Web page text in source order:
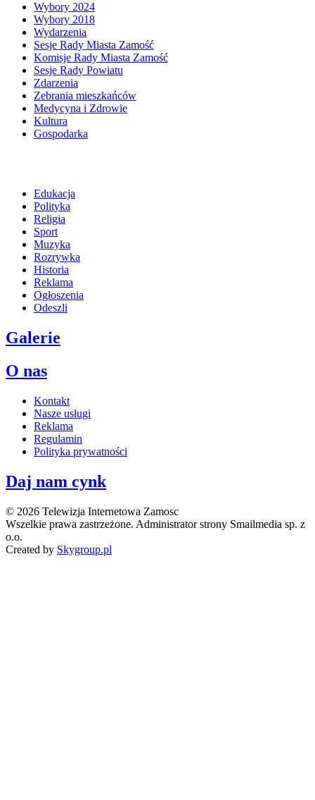
Wybory 2024
Wybory 2018
Wydarzenia
Sesje Rady Miasta Zamość
Komisje Rady Miasta Zamość
Sesje Rady Powiatu
Zdarzenia
Zebrania mieszkańców
Medycyna i Zdrowie
Kultura
Gospodarka
Edukacja
Polityka
Religia
Sport
Muzyka
Rozrywka
Historia
Reklama
Ogłoszenia
Odeszli
Galerie
O nas
Kontakt
Nasze usługi
Reklama
Regulamin
Polityka prywatności
Daj nam cynk
© 2026 Telewizja Internetowa Zamosc
Wszelkie prawa zastrzeżone. Administrator strony Smailmedia sp. z
o.o.
Created by Skygroup.pl